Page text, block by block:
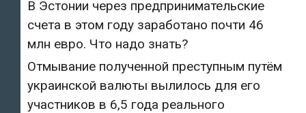
В Эстонии через предпринимательские
счета в этом году заработано почти 46
млн евро. Что надо знать?
Отмывание полученной преступным путём
украинской валюты вылилось для его
участников в 6,5 года реального